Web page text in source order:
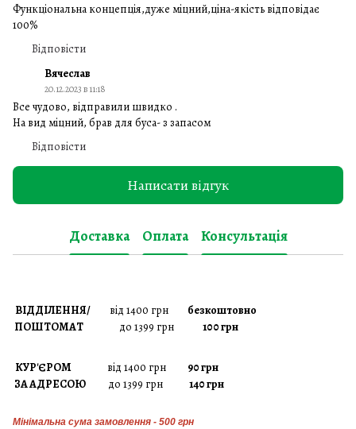
Функціональна концепція,дуже міцний,ціна-якість відповідає
100%
Відповісти
Вячеслав
20.12.2023 в 11:18
Все чудово, відправили швидко .
На вид міцний, брав для буса- з запасом
Відповісти
Написати відгук
Доставка Оплата Консультація
ВІДДІЛЕННЯ/ від 1400 грн безкоштовно
ПОШТОМАТ до 1399 грн 100 грн
КУР'ЄРОМ від 1400 грн 90 грн
ЗА АДРЕСОЮ до 1399 грн 140 грн
Мінімальна сума замовлення - 500 грн